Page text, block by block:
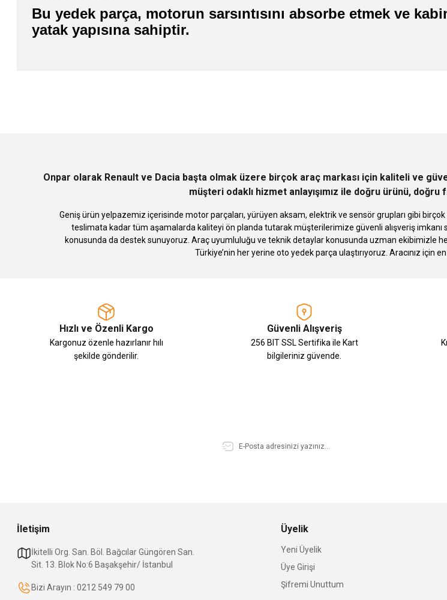
Bu yedek parça, motorun sarsıntısını absorbe etmek ve
yatak yapısına sahiptir.
Gönder
Onpar olarak Renault ve Dacia başta olmak üzere birçok araç markası için kaliteli ve
müşteri odaklı hizmet anlayışımız ile doğru ürünü,
Geniş ürün yelpazemiz içerisinde motor parçaları, yürüyen aksam, elektrik ve sensör grupları gibi
teslimata kadar tüm aşamalarda kaliteyi ön planda tutarak müşterilerimize güvenli alışveriş imkanı
konusunda da destek sunuyoruz. Araç uyumluluğu ve teknik detaylar konusunda uzman ekibimizle
Türkiye’nin her yerine oto yedek parça ulaştırıyoruz. Aracınız için
Hızlı ve Özenli Kargo
Kargonuz özenle hazırlanır hılı
şekilde gönderilir.
Güvenli Alışveriş
256 BIT SSL Sertifika ile Kart
bilgileriniz güvende.
İletişim
İkitelli Org. San. Böl. Bağcılar Güngören San.
Sit. 13. Blok No:6 Başakşehir/ İstanbul
Bizi Arayın : 0212 549 79 00
Üyelik
Yeni Üyelik
Üye Girişi
Şifremi Unuttum